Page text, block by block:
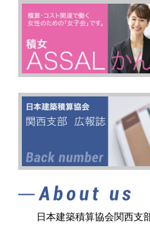
日本建築積算協会関西支